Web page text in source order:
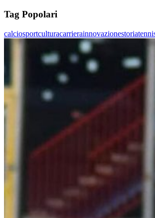
Tag Popolari
calciosportculturacarrierainnovazionestoria